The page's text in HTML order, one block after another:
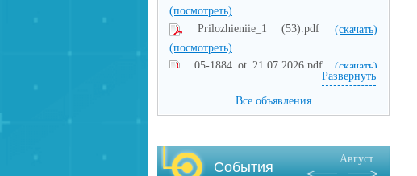
(посмотреть)
Prilozhieniie_1 (53).pdf(скачать)
(посмотреть)
05-1884_ot_21.07.2026.pdf (скачать)
Развернуть
Все объявления
События
Август